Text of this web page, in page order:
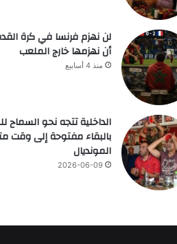
لن نهزم فرنسا في كرة
أن نهزمها خارج الملعب
منذ 4 أسابيع
الداخلية تتجه نحو السماح
بالبقاء مفتوحة إلى وقت
المونديال
2026-06-09